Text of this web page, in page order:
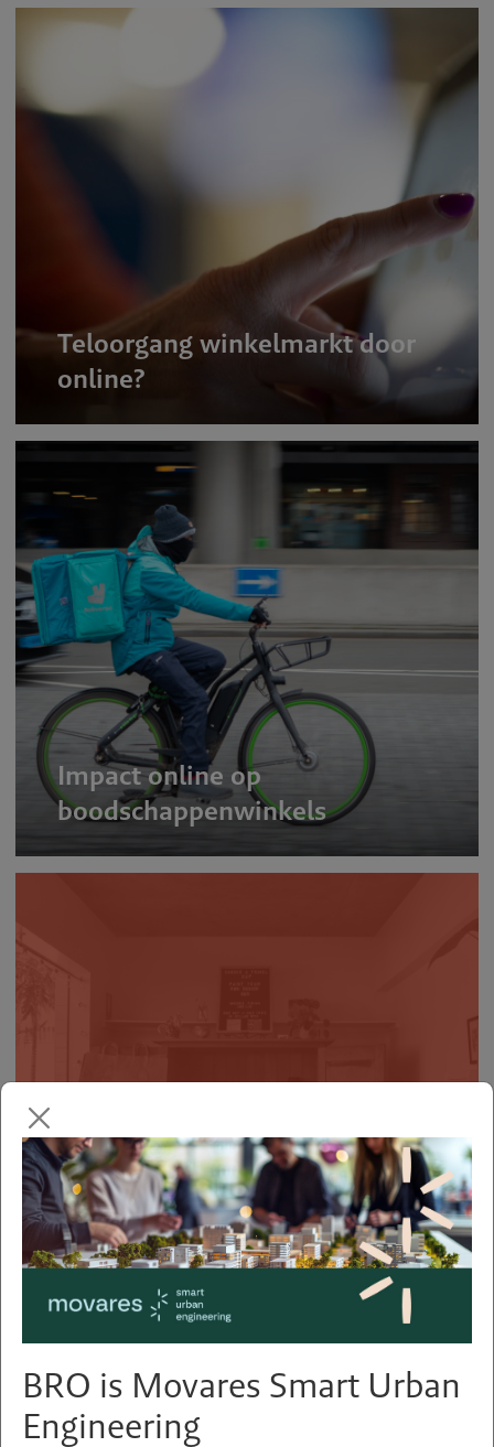
Teloorgang winkelmarkt door
online?
Impact online op
boodschappenwinkels
Ambachten maken de vitale
stad
BRO is Movares Smart Urban
Engineering